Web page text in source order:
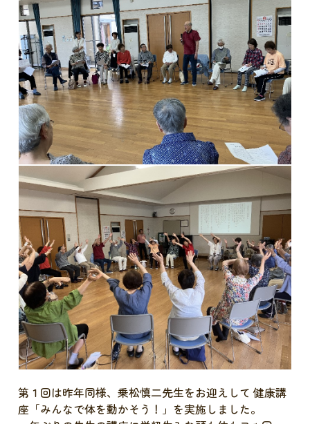
第１回は昨年同様、乗松慎二先生をお迎えして 健康講
座「みんなで体を動かそう！」を実施しました。